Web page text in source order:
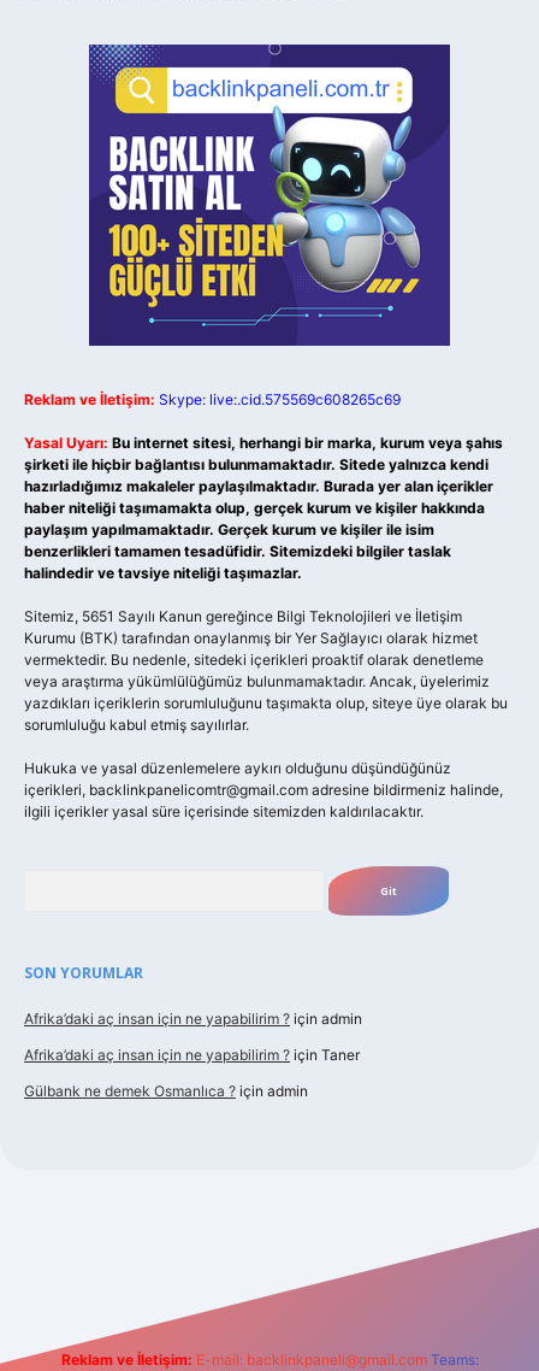
Reklam ve İletişim: Skype: live:.cid.575569c608265c69
Yasal Uyarı: Bu internet sitesi, herhangi bir marka, kurum veya şahıs
şirketi ile hiçbir bağlantısı bulunmamaktadır. Sitede yalnızca kendi
hazırladığımız makaleler paylaşılmaktadır. Burada yer alan içerikler
haber niteliği taşımamakta olup, gerçek kurum ve kişiler hakkında
paylaşım yapılmamaktadır. Gerçek kurum ve kişiler ile isim
benzerlikleri tamamen tesadüfidir. Sitemizdeki bilgiler taslak
halindedir ve tavsiye niteliği taşımazlar.
Sitemiz, 5651 Sayılı Kanun gereğince Bilgi Teknolojileri ve İletişim
Kurumu (BTK) tarafından onaylanmış bir Yer Sağlayıcı olarak hizmet
vermektedir. Bu nedenle, sitedeki içerikleri proaktif olarak denetleme
veya araştırma yükümlülüğümüz bulunmamaktadır. Ancak, üyelerimiz
yazdıkları içeriklerin sorumluluğunu taşımakta olup, siteye üye olarak bu
sorumluluğu kabul etmiş sayılırlar.
Hukuka ve yasal düzenlemelere aykırı olduğunu düşündüğünüz
içerikleri, backlinkpanelicomtr@gmail.com adresine bildirmeniz halinde,
ilgili içerikler yasal süre içerisinde sitemizden kaldırılacaktır.
SON YORUMLAR
Afrika’daki aç insan için ne yapabilirim ? için admin
Afrika’daki aç insan için ne yapabilirim ? için Taner
Gülbank ne demek Osmanlıca ? için admin
Reklam ve İletişim: E-mail: backlinkpaneli@gmail.com Teams: